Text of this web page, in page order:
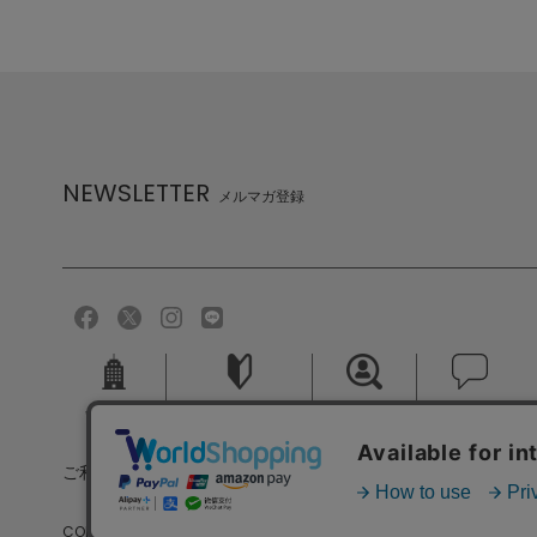
NEWSLETTER メルマガ登録
会社概要 ご利用ガイド 採用情報 お問い合せ
ご利用規約 個人情報保護方針
COPYRIGHT (C) MELROSE CO.,LTD.ALL RIGHTS RESERVED.